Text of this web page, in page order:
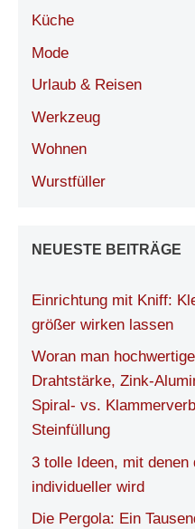
Küche
Mode
Urlaub & Reisen
Werkzeug
Wohnen
Wurstfüller
NEUESTE BEITRÄGE
Einrichtung mit Kniff:
größer wirken lassen
Woran man
Drahtstärke, Zink-
Spiral- vs.
Steinfüllung
3 tolle Ideen, mit denen
individueller wird
Die Pergola: Ein